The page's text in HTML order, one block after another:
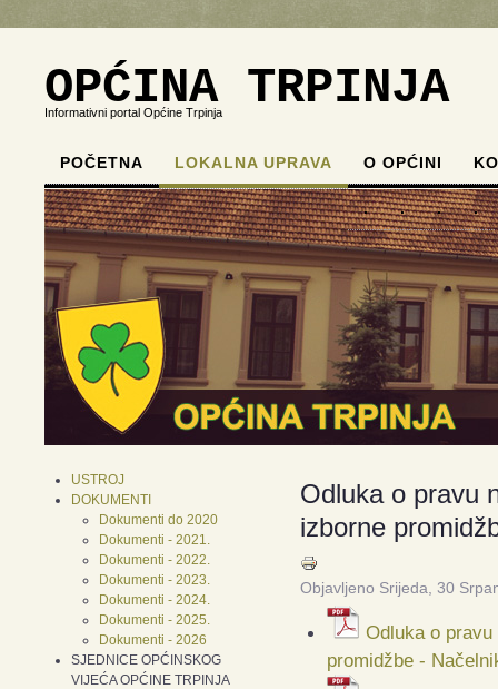
OPĆINA TRPINJA
Informativni portal Općine Trpinja
POČETNA LOKALNA UPRAVA O OPĆINI
. . . .
USTROJ
DOKUMENTI
Dokumenti do 2020
Dokumenti - 2021.
Dokumenti - 2022.
Dokumenti - 2023.
Dokumenti - 2024.
Dokumenti - 2025.
Dokumenti - 2026
SJEDNICE OPĆINSKOG
VIJEĆA OPĆINE TRPINJA
Odluka o pravu
izborne
Objavljeno Srijeda, 30
Odluka o
promidžbe -